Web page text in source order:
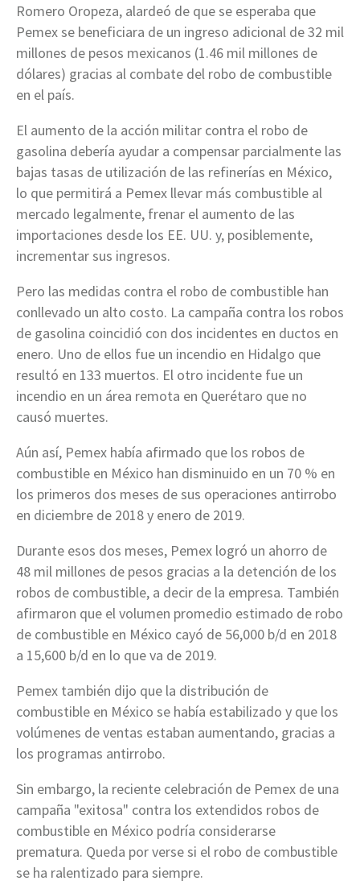
Romero Oropeza, alardeó de que se esperaba que
Pemex se beneficiara de un ingreso adicional de 32 mil
millones de pesos mexicanos (1.46 mil millones de
dólares) gracias al combate del robo de combustible
en el país.
El aumento de la acción militar contra el robo de
gasolina debería ayudar a compensar parcialmente las
bajas tasas de utilización de las refinerías en México,
lo que permitirá a Pemex llevar más combustible al
mercado legalmente, frenar el aumento de las
importaciones desde los EE. UU. y, posiblemente,
incrementar sus ingresos.
Pero las medidas contra el robo de combustible han
conllevado un alto costo. La campaña contra los robos
de gasolina coincidió con dos incidentes en ductos en
enero. Uno de ellos fue un incendio en Hidalgo que
resultó en 133 muertos. El otro incidente fue un
incendio en un área remota en Querétaro que no
causó muertes.
Aún así, Pemex había afirmado que los robos de
combustible en México han disminuido en un 70 % en
los primeros dos meses de sus operaciones antirrobo
en diciembre de 2018 y enero de 2019.
Durante esos dos meses, Pemex logró un ahorro de
48 mil millones de pesos gracias a la detención de los
robos de combustible, a decir de la empresa. También
afirmaron que el volumen promedio estimado de robo
de combustible en México cayó de 56,000 b/d en 2018
a 15,600 b/d en lo que va de 2019.
Pemex también dijo que la distribución de
combustible en México se había estabilizado y que los
volúmenes de ventas estaban aumentando, gracias a
los programas antirrobo.
Sin embargo, la reciente celebración de Pemex de una
campaña "exitosa" contra los extendidos robos de
combustible en México podría considerarse
prematura. Queda por verse si el robo de combustible
se ha ralentizado para siempre.